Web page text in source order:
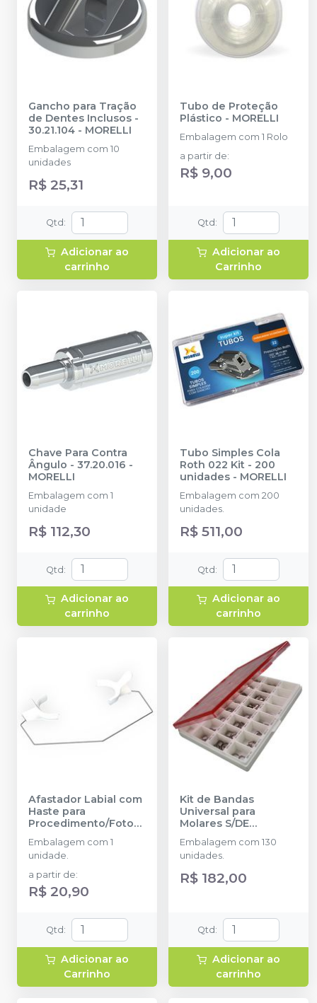
Gancho para Tração
de Dentes Inclusos -
30.21.104 - MORELLI
Embalagem com 10
unidades
R$ 25,31
Qtd :
Adicionar ao
carrinho
Tubo de Proteção
Plástico - MORELLI
Embalagem com 1 Rolo
a partir de:
R$ 9,00
Qtd :
Adicionar ao
Carrinho
Chave Para Contra
Ângulo - 37.20.016 -
MORELLI
Embalagem com 1
unidade
R$ 112,30
Qtd :
Adicionar ao
carrinho
Tubo Simples Cola
Roth 022 Kit - 200
unidades - MORELLI
Embalagem com 200
unidades.
R$ 511,00
Qtd :
Adicionar ao
carrinho
Afastador Labial com
Haste para
Procedimento/Fotogr
afia
-
Embalagem com 1
unidade.
a partir de:
R$ 20,90
Qtd :
Adicionar ao
Carrinho
Kit de Bandas
Universal para
Molares S/DE
40.02.901 - 130
unidades -MORELLI
Embalagem com 130
unidades.
R$ 182,00
Qtd :
Adicionar ao
carrinho